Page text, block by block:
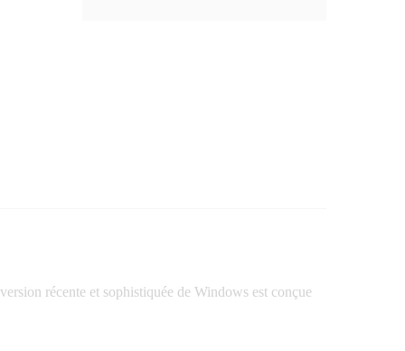
récente et sophistiquée de Windows est conçue